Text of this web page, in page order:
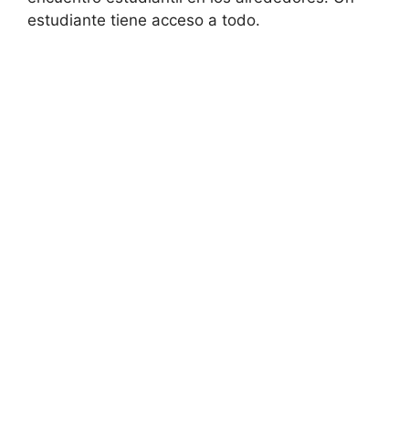
estudiante tiene acceso a todo.